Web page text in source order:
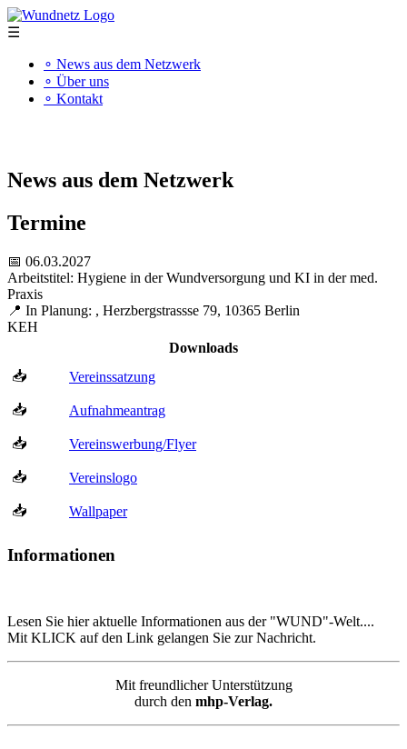
☰
∘ News aus dem Netzwerk
∘ Über uns
∘ Kontakt
News aus dem Netzwerk
Termine
📅 06.03.2027
Arbeitstitel: Hygiene in der Wundversorgung und KI in der med.
Praxis
📍 In Planung: , Herzbergstrassse 79, 10365 Berlin
KEH
Downloads
📥
Vereinssatzung
📥 Aufnahmeantrag
📥 Vereinswerbung/Flyer
📥 Vereinslogo
📥 Wallpaper
Informationen
Lesen Sie hier aktuelle Informationen aus der "WUND"-Welt....
Mit KLICK auf den Link gelangen Sie zur Nachricht.
Mit freundlicher Unterstützung
durch den mhp-Verlag.